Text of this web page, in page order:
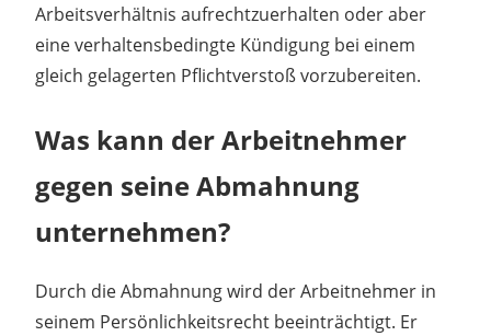
Arbeitsverhältnis aufrechtzuerhalten oder aber
eine verhaltensbedingte Kündigung bei einem
gleich gelagerten Pflichtverstoß vorzubereiten.
Was kann der Arbeitnehmer
gegen seine Abmahnung
unternehmen?
Durch die Abmahnung wird der Arbeitnehmer in
seinem Persönlichkeitsrecht beeinträchtigt. Er